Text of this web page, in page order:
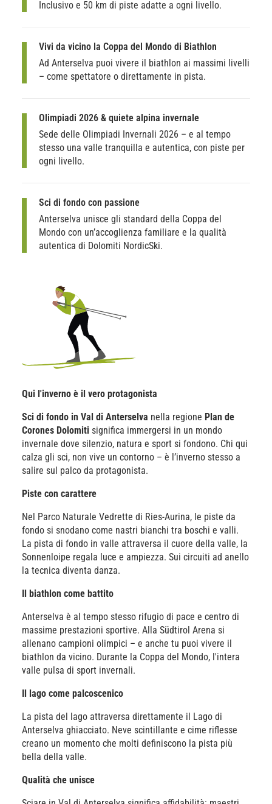
Inclusivo e 50 km di piste adatte a ogni livello.
Vivi da vicino la Coppa del Mondo di Biathlon
Ad Anterselva puoi vivere il biathlon ai massimi livelli
– come spettatore o direttamente in pista.
Olimpiadi 2026 & quiete alpina invernale
Sede delle Olimpiadi Invernali 2026 – e al tempo
stesso una valle tranquilla e autentica, con piste per
ogni livello.
Sci di fondo con passione
Anterselva unisce gli standard della Coppa del
Mondo con un’accoglienza familiare e la qualità
autentica di Dolomiti NordicSki.
Qui l'inverno è il vero protagonista
Sci di fondo in Val di Anterselva nella regione Plan de
Corones Dolomiti significa immergersi in un mondo
invernale dove silenzio, natura e sport si fondono. Chi qui
calza gli sci, non vive un contorno – è l’inverno stesso a
salire sul palco da protagonista.
Piste con carattere
Nel Parco Naturale Vedrette di Ries-Aurina, le piste da
fondo si snodano come nastri bianchi tra boschi e valli.
La pista di fondo in valle attraversa il cuore della valle, la
Sonnenloipe regala luce e ampiezza. Sui circuiti ad anello
la tecnica diventa danza.
Il biathlon come battito
Anterselva è al tempo stesso rifugio di pace e centro di
massime prestazioni sportive. Alla Südtirol Arena si
allenano campioni olimpici – e anche tu puoi vivere il
biathlon da vicino. Durante la Coppa del Mondo, l'intera
valle pulsa di sport invernali.
Il lago come palcoscenico
La pista del lago attraversa direttamente il Lago di
Anterselva ghiacciato. Neve scintillante e cime riflesse
creano un momento che molti definiscono la pista più
bella della valle.
Qualità che unisce